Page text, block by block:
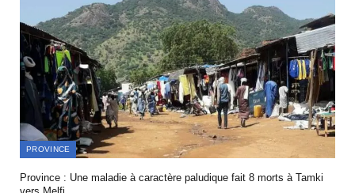
PROVINCE
Province : Une maladie à caractère paludique fait 8 morts à Tamki